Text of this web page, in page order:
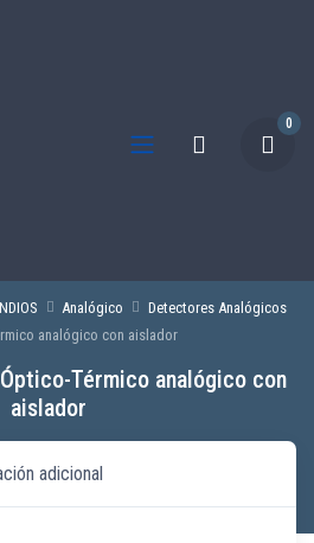
0
Analógico
Detectores Analógicos
analógico con aislador
Térmico analógico con
aislador
adicional